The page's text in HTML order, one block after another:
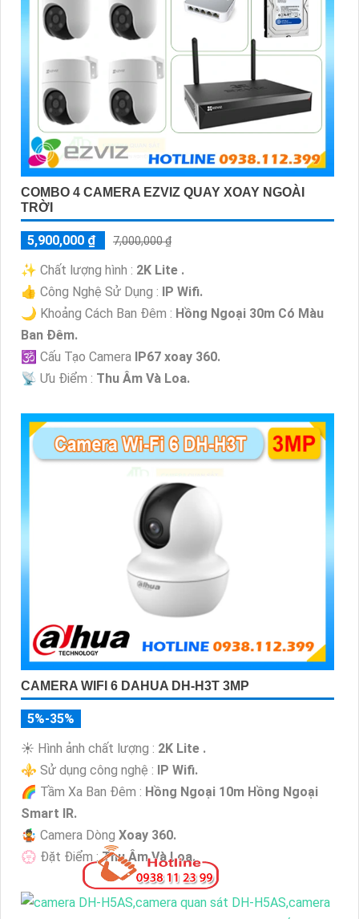
COMBO 4 CAMERA EZVIZ QUAY XOAY NGOÀI
TRỜI
5,900,000 ₫ 7,000,000 ₫
✨ Chất lượng hình : 2K Lite .
👍 Công Nghệ Sử Dụng : IP Wifi.
🌙 Khoảng Cách Ban Đêm : Hồng Ngoại 30m Có Màu
Ban Ðêm.
🕉️ Cấu Tạo Camera IP67 xoay 360.
️📡 Ưu Điểm : Thu Âm Và Loa.
CAMERA WIFI 6 DAHUA DH-H3T 3MP
5%-35%
☀️ Hình ảnh chất lượng : 2K Lite .
⚜️ Sử dụng công nghệ : IP Wifi.
🌈 Tầm Xa Ban Đêm : Hồng Ngoại 10m Hồng Ngoại
Smart IR.
🤹 Camera Dòng Xoay 360.
️💮 Đặt Điểm :Thu Âm Và Loa.